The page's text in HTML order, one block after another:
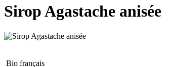
Sirop Agastache anisée
Bio français